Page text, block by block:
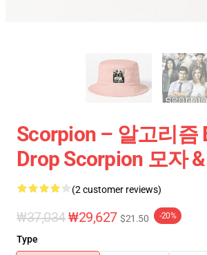
Scorpion – 알고리즘
Drop Scorpion 모자
(2 customer reviews)
₩37,034₩29,627 $21.50 -20%
Type